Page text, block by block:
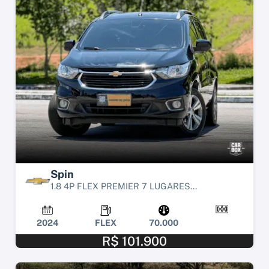
Spin
1.8 4P FLEX PREMIER 7 LUGARES...
2024 FLEX 70.000
R$ 101.900